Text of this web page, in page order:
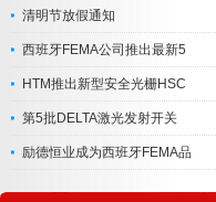
清明节放假通知
西班牙FEMA公司推出最新5
HTM推出新型安全光栅HSC
第5批DELTA激光发射开关
励德恒业成为西班牙FEMA品